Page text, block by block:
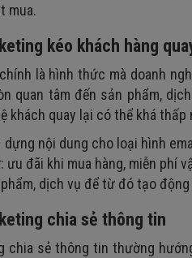
mua.
kéo khách hàng
là hình thức mà doanh
quan tâm đến sản phẩm,
khách quay lại có thể khá
nội dung cho loại hình
ưu đãi khi mua hàng, miễn phí
dịch vụ để từ đó tạo
chia sẻ thông tin
chia sẻ thông tin thường